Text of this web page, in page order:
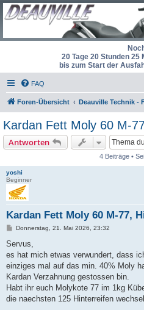
20 Tage 20 Stunden 25
bis zum Start der
FAQ
Foren-Übersicht Deauville Technik -
Kardan Fett Moly 60 M-
Antworten
4 Beiträge •
yoshi
Beginner
Kardan Fett Moly 60 M-77,
B
i
r
a
Donnerstag, 21. Mai 2026, 23:32
Servus,
es hat mich etwas verwundert, dass
einziges mal auf das min. 40% Moly
Kardan Verzahnung gestossen bin.
Habt ihr euch Molykote 77 im 1kg
die naechsten 125 Hinterreifen